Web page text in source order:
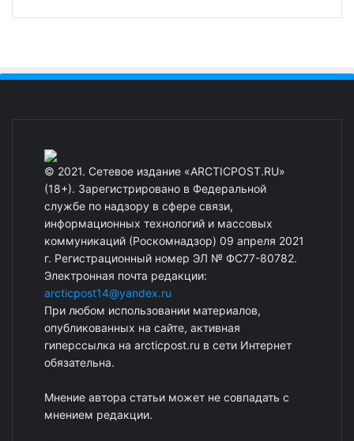
© 2021. Сетевое издание «ARCTICPOST.RU»
(18+). Зарегистрировано в Федеральной
службе по надзору в сфере связи,
информационных технологий и массовых
коммуникаций (Роскомнадзор) 09 апреля 2021
г. Регистрационный номер ЭЛ № ФС77-80782.
Электронная почта редакции:
arcticpost14@yandex.ru
При любом использовании материалов,
опубликованных на сайте, активная
гиперссылка на arcticpost.ru в сети Интернет
обязательна.
Мнение автора статьи может не совпадать с
мнением редакции.